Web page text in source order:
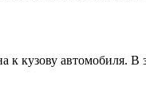
к кузову автомобиля.